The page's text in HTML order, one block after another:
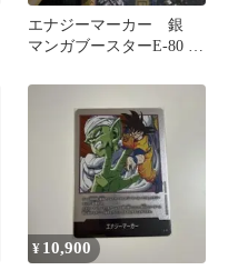
エナジーマーカー 銀
マンガブースターE-80 26
¥ 10,900